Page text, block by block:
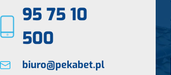
95 75 10
500
biuro@pekabet.pl